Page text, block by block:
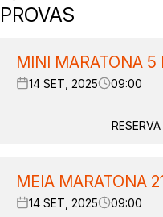
PROVAS
MINI MARATONA 5
14 SET, 2025 09:00
MEIA MARATONA
14 SET, 2025 09:00